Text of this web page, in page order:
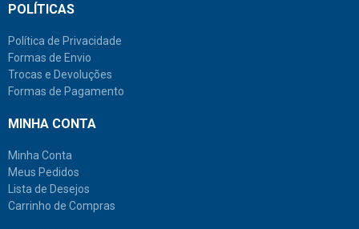
POLÍTICAS
Política de Privacidade
Formas de Envio
Trocas e Devoluções
Formas de Pagamento
MINHA CONTA
Minha Conta
Meus Pedidos
Lista de Desejos
Carrinho de Compras